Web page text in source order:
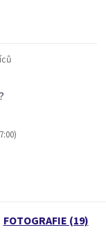
FOTOGRAFIE (19)